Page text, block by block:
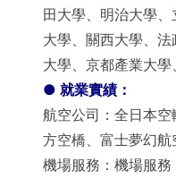
田大學、明治大學
大學、關西大學、
大學、京都產業大
● 就業實績：
航空公司：全日本
方空橋、富士夢幻航
機場服務：機場服務